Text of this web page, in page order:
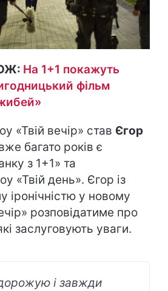
На 1+1 покажуть
фільм
«Твій вечір» став Єгор
багато років є
з 1+1» та
«Твій день». Єгор із
іронічністю у новому
розповідатиме про
заслуговують уваги.
і завжди